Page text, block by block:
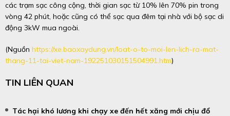
các trạm sạc công cộng, thời gian sạc từ 10% lên 70% pin trong
vòng 42 phút, hoặc cũng có thể sạc qua đêm tại nhà với bộ sạc di
động 3kW mua ngoài.
(Nguồn https://xe.baoxaydung.vn/loat-o-to-moi-len-lich-ra-mat-
thang-11-tai-viet-nam-192251030151504991.htm)
TIN LIÊN QUAN
Tác hại khó lương khi chạy xe đến hết xăng mới chịu đổ